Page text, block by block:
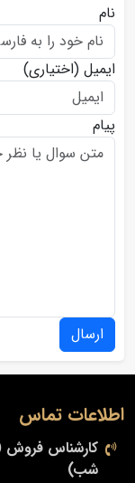
نام
ایمیل (اختیاری)
پیام
ارسال
اطلاعات تماس
شب)